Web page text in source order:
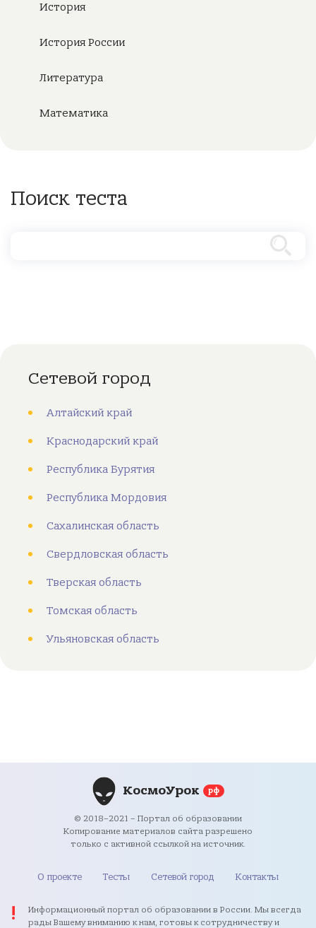
История
История России
Литература
Математика
Поиск теста
Сетевой город
Алтайский край
Краснодарский край
Республика Бурятия
Республика Мордовия
Сахалинская область
Свердловская область
Тверская область
Томская область
Ульяновская область
КосмоУрок рф
© 2018–2021 – Портал об образовании
Копирование материалов сайта разрешено
только с активной ссылкой на источник.
О проекте Тесты Сетевой город Контакты
Информационный портал об образовании в России. Мы всегда
рады Вашему вниманию к нам, готовы к сотрудничеству и